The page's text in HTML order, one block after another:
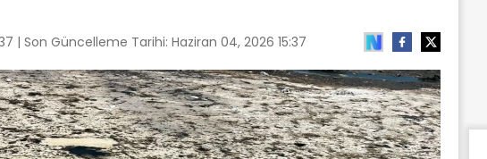
| Son Güncelleme Tarihi: Haziran 04, 2026 15:37